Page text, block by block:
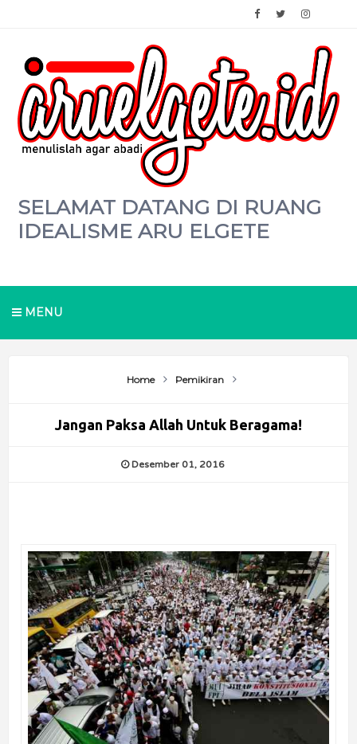
SELAMAT DATANG DI RUANG
IDEALISME ARU ELGETE
MENU
Home Pemikiran
Jangan Paksa Allah Untuk Beragama!
Desember 01, 2016